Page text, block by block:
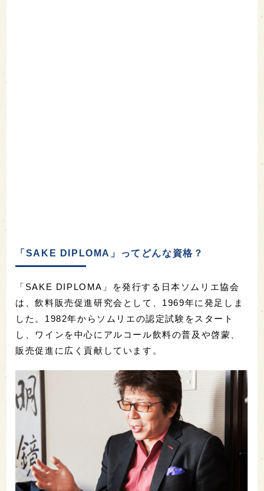
「SAKE DIPLOMA」ってどんな資格？
「SAKE DIPLOMA」を発行する日本ソムリエ協会
は、飲料販売促進研究会として、1969年に発足しま
した。1982年からソムリエの認定試験をスタート
し、ワインを中心にアルコール飲料の普及や啓蒙、
販売促進に広く貢献しています。